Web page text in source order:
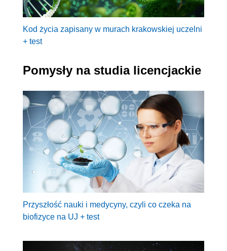
Kod życia zapisany w murach krakowskiej uczelni
+ test
Pomysły na studia licencjackie
Przyszłość nauki i medycyny, czyli co czeka na
biofizyce na UJ + test